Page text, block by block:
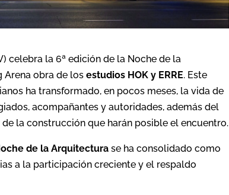
celebra la 6ª edición de la Noche de la
Arena obra de losestudios HOK y ERRE. Este
ha transformado, en pocos meses, la vida de
acompañantes y autoridades, además del
la construcción que harán posible el encuentro.
de la Arquitecturase ha consolidado como
a la participación creciente y el respaldo